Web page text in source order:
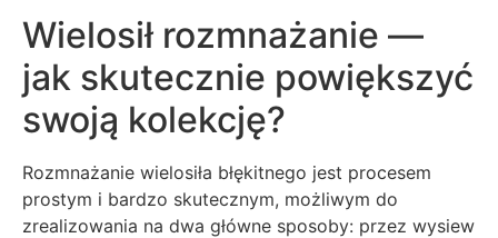
Wielosił rozmnażanie —
jak skutecznie powiększyć
swoją kolekcję?
Rozmnażanie wielosiła błękitnego jest procesem
prostym i bardzo skutecznym, możliwym do
zrealizowania na dwa główne sposoby: przez wysiew